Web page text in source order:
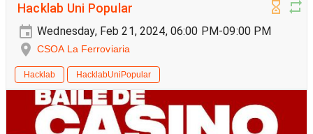
Hacklab Uni Popular
Wednesday, Feb 21, 2024, 06:00 PM-09:00 PM
CSOA La Ferroviaria
Hacklab HacklabUniPopular